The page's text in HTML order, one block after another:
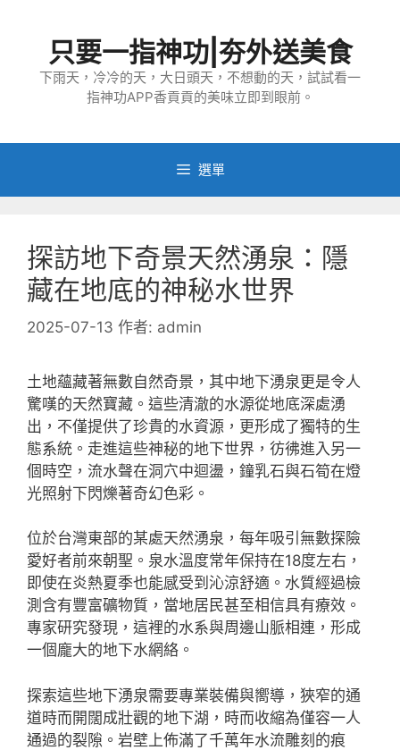
只要一指神功|夯外送美食
下雨天，冷冷的天，大日頭天，不想動的天，試試看一
指神功APP香貢貢的美味立即到眼前。
選單
探訪地下奇景天然湧泉：隱
藏在地底的神秘水世界
2025-07-13 作者: admin
土地蘊藏著無數自然奇景，其中地下湧泉更是令人
驚嘆的天然寶藏。這些清澈的水源從地底深處湧
出，不僅提供了珍貴的水資源，更形成了獨特的生
態系統。走進這些神秘的地下世界，彷彿進入另一
個時空，流水聲在洞穴中迴盪，鐘乳石與石筍在燈
光照射下閃爍著奇幻色彩。
位於台灣東部的某處天然湧泉，每年吸引無數探險
愛好者前來朝聖。泉水溫度常年保持在18度左右，
即使在炎熱夏季也能感受到沁涼舒適。水質經過檢
測含有豐富礦物質，當地居民甚至相信具有療效。
專家研究發現，這裡的水系與周邊山脈相連，形成
一個龐大的地下水網絡。
探索這些地下湧泉需要專業裝備與嚮導，狹窄的通
道時而開闊成壯觀的地下湖，時而收縮為僅容一人
通過的裂隙。岩壁上佈滿了千萬年水流雕刻的痕